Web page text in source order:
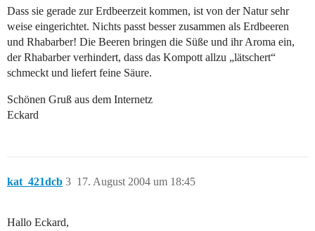
Dass sie gerade zur Erdbeerzeit kommen, ist von der Natur sehr
weise eingerichtet. Nichts passt besser zusammen als Erdbeeren
und Rhabarber! Die Beeren bringen die Süße und ihr Aroma ein,
der Rhabarber verhindert, dass das Kompott allzu „lätschert“
schmeckt und liefert feine Säure.
Schönen Gruß aus dem Internetz
Eckard
kat_421dcb 17. August 2004 um 18:45
3
Hallo Eckard,